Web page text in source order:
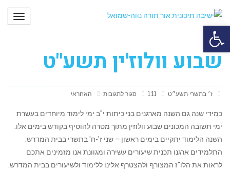
פתח סרגל נגישות
שבוע וולוז'ין תשע"ט
ז׳ בתשרי תשע״ט סגור לתגובות האחראי
כמידי שנה גם השנה מארגנים בני כיתות י"ב ימי לימוד מיוחדים בעשרת
ימי תשובה המכונים שבוע וולוזין מתוך מטרה להוסיף בקודש בימים אלו.
השנה הלימוד יתקיים בימים ראשון – שני ז'-ח' בתשרי בבית המדרש.
התלמידים ארגנו תכנית שיעורים עשירה ומגוונת אנו מזמינים אתכם
לראות את הלו"ז המצורף ולהצטרף אלינו ללימוד ולשיעורים בבית המדרש.